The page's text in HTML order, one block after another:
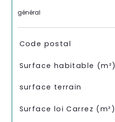
général
TRAD_SIROCCO_Caracteristique
Code postal
Surface habitable (m²)
surface terrain
Surface loi Carrez (m²)